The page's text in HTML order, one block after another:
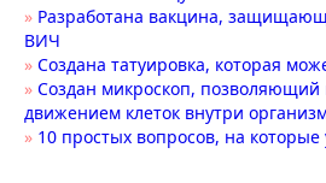
» Разработана вакцина,
ВИЧ
» Создана татуировка, которая
» Создан микроскоп, позволяющий
движением клеток внутри
» 10 простых вопросов, на которые